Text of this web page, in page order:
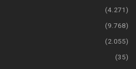
(4.271)
(9.768)
(2.055)
(35)